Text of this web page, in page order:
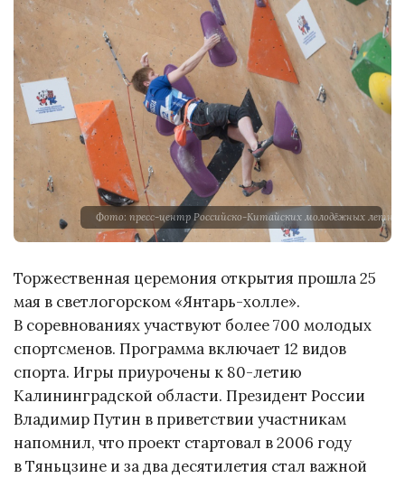
Фото: пресс-центр Российско-Китайских молодёжных летних
Торжественная церемония открытия прошла 25
мая в светлогорском «Янтарь-холле».
В соревнованиях участвуют более 700 молодых
спортсменов. Программа включает 12 видов
спорта. Игры приурочены к 80-летию
Калининградской области. Президент России
Владимир Путин в приветствии участникам
напомнил, что проект стартовал в 2006 году
в Тяньцзине и за два десятилетия стал важной